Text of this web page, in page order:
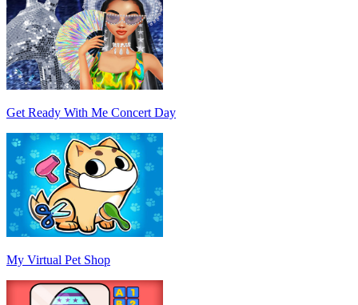
Get Ready With Me Concert Day
My Virtual Pet Shop